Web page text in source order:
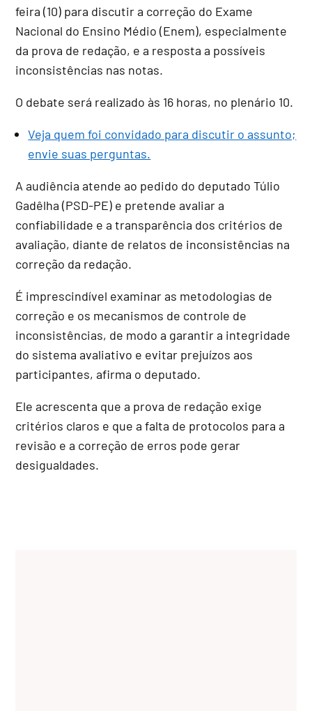
feira (10) para discutir a correção do Exame
Nacional do Ensino Médio (Enem), especialmente
da prova de redação, e a resposta a possíveis
inconsistências nas notas.
O debate será realizado às 16 horas, no plenário 10.
Veja quem foi convidado para discutir o assunto;
envie suas perguntas.
A audiência atende ao pedido do deputado Túlio
Gadêlha (PSD-PE) e pretende avaliar a
confiabilidade e a transparência dos critérios de
avaliação, diante de relatos de inconsistências na
correção da redação.
É imprescindível examinar as metodologias de
correção e os mecanismos de controle de
inconsistências, de modo a garantir a integridade
do sistema avaliativo e evitar prejuízos aos
participantes, afirma o deputado.
Ele acrescenta que a prova de redação exige
critérios claros e que a falta de protocolos para a
revisão e a correção de erros pode gerar
desigualdades.